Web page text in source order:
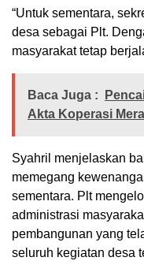
“Untuk sementara,
desa sebagai Plt.
masyarakat tetap
Baca Juga :
Akta Koperasi
Syahril menjelaskan
memegang
sementara. Plt
administrasi
pembangunan yang
seluruh kegiatan desa